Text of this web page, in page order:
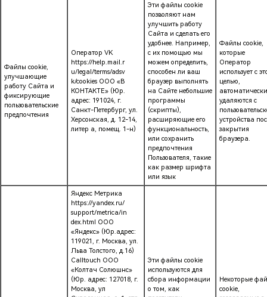
Файлы cookie,
улучшающие
работу Сайта и
фиксирующие
пользовательские
предпочтения
Оператор VK
https://help.mail.r
u/legal/terms/adsv
k/cookies ООО «В
КОНТАКТЕ» (Юр.
адрес: 191024, г.
Санкт-Петербург, ул.
Херсонская, д. 12-14,
литер а, помещ. 1-н)
Эти файлы cookie
позволяют нам
улучшить работу
Сайта и сделать его
удобнее. Например,
с их помощью мы
можем определить,
способен ли ваш
браузер выполнять
на Сайте небольшие
программы
(скрипты),
расширяющие его
функциональность,
или сохранить
предпочтения
Пользователя, такие
как размер шрифта
или язык
Файлы cookie,
которые
Оператор
использует с
целью,
автоматически
удаляются с
устройства
закрытия
браузера.
Яндекс Метрика
https://yandex.ru/
support/metrica/in
dex.html ООО
«Яндекс» (Юр.адрес:
119021, г. Москва, ул.
Льва Толстого, д.16)
Calltouch ООО
«Колтач Солюшнс»
(Юр. адрес: 127018, г.
Москва, ул
Эти файлы cookie
используются для
сбора информации
о том, как
Некоторые
cookie,